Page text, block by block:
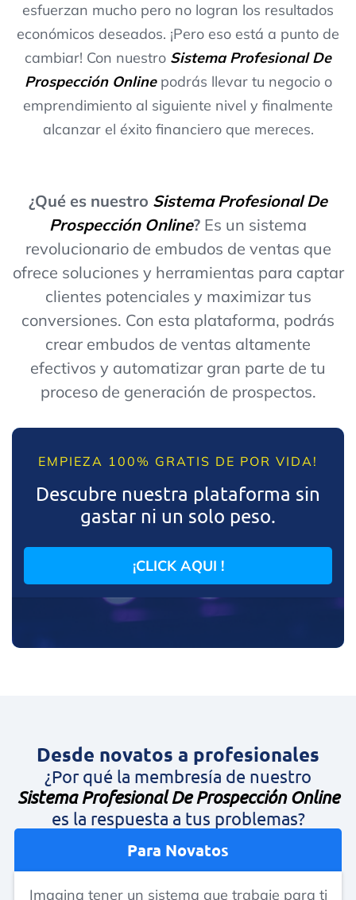
esfuerzan mucho pero no logran los resultados
económicos deseados. ¡Pero eso está a punto de
cambiar! Con nuestro Sistema Profesional De
Prospección Onlinepodrás llevar tu negocio o
emprendimiento al siguiente nivel y finalmente
alcanzar el éxito financiero que mereces.
¿Qué es nuestro Sistema Profesional De
Prospección Online? Es un sistema
revolucionario de embudos de ventas que
ofrece soluciones y herramientas para captar
clientes potenciales y maximizar tus
conversiones. Con esta plataforma, podrás
crear embudos de ventas altamente
efectivos y automatizar gran parte de tu
proceso de generación de prospectos.
EMPIEZA 100% GRATIS DE POR VIDA!
Descubre nuestra plataforma sin
gastar ni un solo peso.
¡CLICK AQUI !
Desde novatos a profesionales
¿Por qué la membresía de nuestro
Sistema Profesional De Prospección Online
es la respuesta a tus problemas?
Para Novatos
Imagina tener un sistema que trabaje para ti